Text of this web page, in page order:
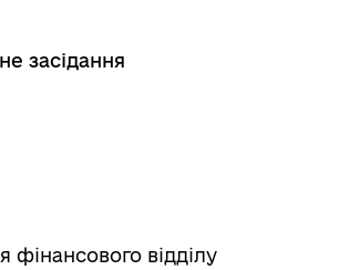
засідання
фінансового відділу